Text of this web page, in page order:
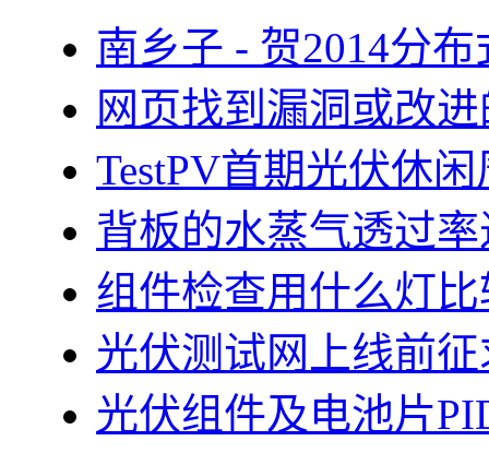
南乡子 - 贺2014分
网页找到漏洞或改
TestPV首期光伏休
背板的水蒸气透过
组件检查用什么灯
光伏测试网上线前
光伏组件及电池片